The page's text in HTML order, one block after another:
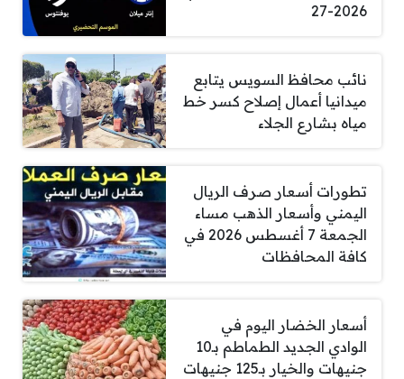
2026-27
نائب محافظ السويس يتابع
ميدانيا أعمال إصلاح كسر خط
مياه بشارع الجلاء
تطورات أسعار صرف الريال
اليمني وأسعار الذهب مساء
الجمعة 7 أغسطس 2026 في
كافة المحافظات
أسعار الخضار اليوم في
الوادي الجديد الطماطم بـ10
جنيهات والخيار بـ125 جنيهات